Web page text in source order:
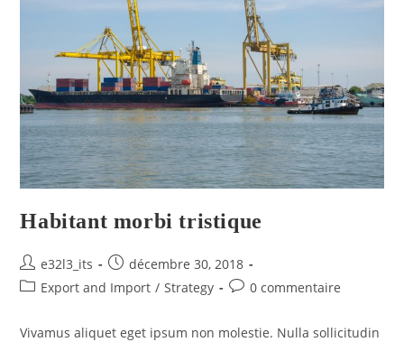
Habitant morbi tristique
e32l3_its
décembre 30, 2018
Export and Import / Strategy 0 commentaire
Vivamus aliquet eget ipsum non molestie. Nulla sollicitudin